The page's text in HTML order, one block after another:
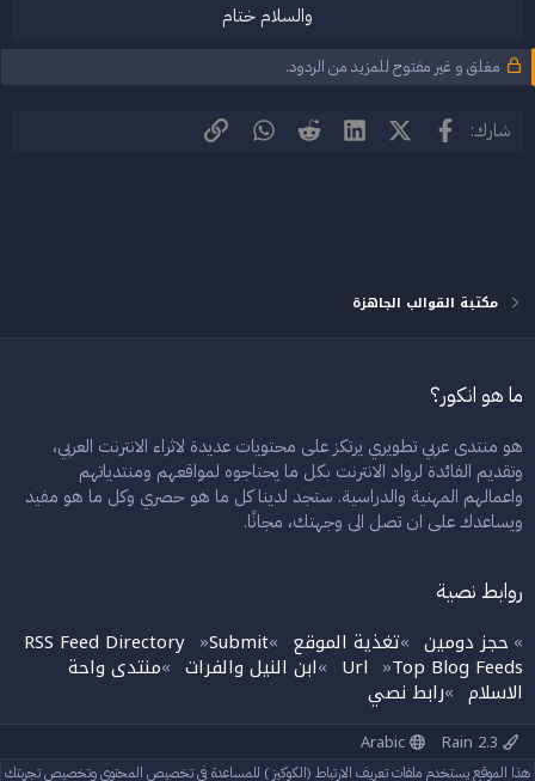
والسلام ختام​
مغلق و غير مفتوح للمزيد من الردود.
شارك: فيسبوك X (Twitter)
LinkedIn
Reddit
WhatsApp
الرابط
مكتبة القوالب الجاهزة
ما هو انكور؟
هو منتدى عربي تطويري يرتكز على محتويات عديدة لاثراء الانترنت العربي،
وتقديم الفائدة لرواد الانترنت بكل ما يحتاجوه لمواقعهم ومنتدياتهم
واعمالهم المهنية والدراسية. ستجد لدينا كل ما هو حصري وكل ما هو مفيد
ويساعدك على ان تصل الى وجهتك، مجانًا.
روابط نصية
» حجز دومين »تغذية الموقع »
RSS Feed Directory »Submit
Url »Top Blog Feeds
»ابن النيل والفرات »منتدى واحة
الاسلام »رابط نصي
Arabic
R
هذا الموقع يستخدم ملفات تعريف الارتباط (الكوكيز ) للمساعدة في تخصيص المحتوى وتخصيص تجربتك